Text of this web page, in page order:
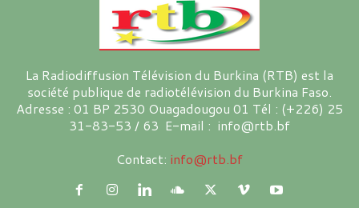
La Radiodiffusion Télévision du Burkina (RTB) est la
société publique de radiotélévision du Burkina Faso.
Adresse : 01 BP 2530 Ouagadougou 01 Tél : (+226) 25
31-83-53 / 63 E-mail : info@rtb.bf
Contact: info@rtb.bf